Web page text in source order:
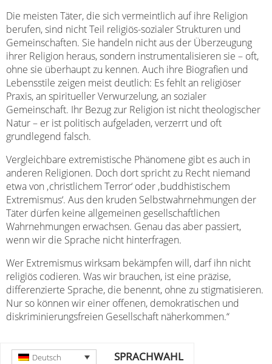
Die meisten Täter, die sich vermeintlich auf ihre Religion
berufen, sind nicht Teil religiös-sozialer Strukturen und
Gemeinschaften. Sie handeln nicht aus der Überzeugung
ihrer Religion heraus, sondern instrumentalisieren sie – oft,
ohne sie überhaupt zu kennen. Auch ihre Biografien und
Lebensstile zeigen meist deutlich: Es fehlt an religiöser
Praxis, an spiritueller Verwurzelung, an sozialer
Gemeinschaft. Ihr Bezug zur Religion ist nicht theologischer
Natur – er ist politisch aufgeladen, verzerrt und oft
grundlegend falsch.
Vergleichbare extremistische Phänomene gibt es auch in
anderen Religionen. Doch dort spricht zu Recht niemand
etwa von ‚christlichem Terror‘ oder ‚buddhistischem
Extremismus‘. Aus den kruden Selbstwahrnehmungen der
Täter dürfen keine allgemeinen gesellschaftlichen
Wahrnehmungen erwachsen. Genau das aber passiert,
wenn wir die Sprache nicht hinterfragen.
Wer Extremismus wirksam bekämpfen will, darf ihn nicht
religiös codieren. Was wir brauchen, ist eine präzise,
differenzierte Sprache, die benennt, ohne zu stigmatisieren.
Nur so können wir einer offenen, demokratischen und
diskriminierungsfreien Gesellschaft näherkommen.“
SPRACHWAHL
Deutsch